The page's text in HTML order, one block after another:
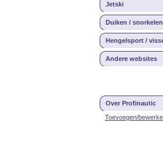
Jetski
Duiken / snorkelen
Hengelsport /
Andere websites
Over Profinautic
Toevoegen/